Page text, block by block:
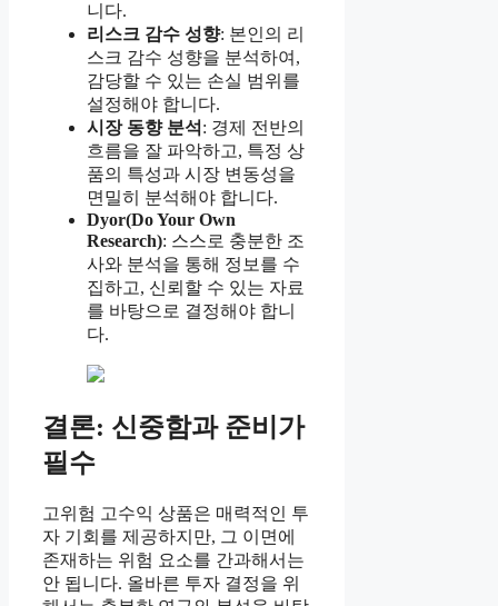
니다.
리스크 감수 성향: 본인의 리
스크 감수 성향을 분석하여,
감당할 수 있는 손실 범위를
설정해야 합니다.
시장 동향 분석 : 경제 전반의
흐름을 잘 파악하고, 특정 상
품의 특성과 시장 변동성을
면밀히 분석해야 합니다.
Dyor(Do Your Own
Research): 스스로 충분한 조
사와 분석을 통해 정보를 수
집하고, 신뢰할 수 있는 자료
를 바탕으로 결정해야 합니
다.
결론: 신중함과 준비가
필수
고위험 고수익 상품은 매력적인 투
자 기회를 제공하지만, 그 이면에
존재하는 위험 요소를 간과해서는
안 됩니다. 올바른 투자 결정을 위